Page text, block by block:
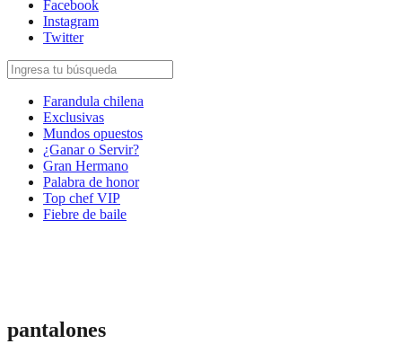
Facebook
Instagram
Twitter
Farandula chilena
Exclusivas
Mundos opuestos
¿Ganar o Servir?
Gran Hermano
Palabra de honor
Top chef VIP
Fiebre de baile
pantalones